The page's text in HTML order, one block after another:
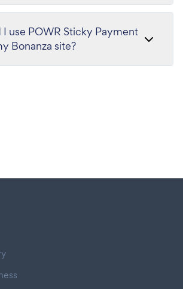
use POWR Sticky Payment
Bonanza site?